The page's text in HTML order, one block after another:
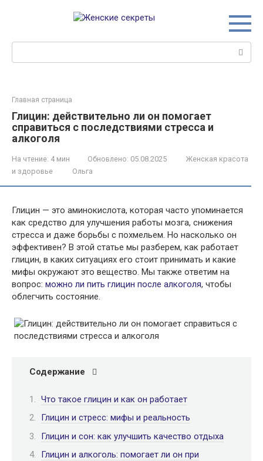
Главная страница
Глицин: действительно ли он помогает
справиться с последствиями стресса и
алкоголя
На чтение: 4 мин Обновлено: 05.08.2025
Женская красота
и здоровье
Ольга
Глицин — это аминокислота, которая часто упоминается
как средство для улучшения работы мозга, снижения
стресса и даже борьбы с похмельем. Но насколько он
эффективен? В этой статье мы разберем, как работает
глицин, в каких ситуациях его стоит принимать и какие
мифы окружают это вещество. Мы также ответим на
вопрос: можно ли пить глицин после алкоголя, чтобы
облегчить состояние.
Содержание
Что такое глицин и как он работает
Глицин и стресс: мифы и реальность
Глицин и сон: как улучшить качество отдыха
Глицин и алкоголь: помогает ли он при